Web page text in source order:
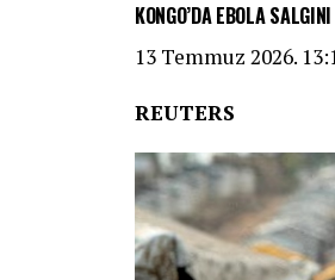
Ağladıktan sonra
daha karmaşık bir
veriyor:
görevi var. İşte
KONGO’DA EBOLA
13 Temmuz 2026.
REUTERS